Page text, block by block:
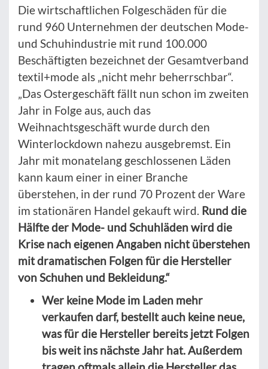
Die wirtschaftlichen Folgeschäden für die
rund 960 Unternehmen der deutschen Mode-
und Schuhindustrie mit rund 100.000
Beschäftigten bezeichnet der Gesamtverband
textil+mode als „nicht mehr beherrschbar“.
„Das Ostergeschäft fällt nun schon im zweiten
Jahr in Folge aus, auch das
Weihnachtsgeschäft wurde durch den
Winterlockdown nahezu ausgebremst. Ein
Jahr mit monatelang geschlossenen Läden
kann kaum einer in einer Branche
überstehen, in der rund 70 Prozent der Ware
im stationären Handel gekauft wird. Rund die
Hälfte der Mode- und Schuhläden wird die
Krise nach eigenen Angaben nicht überstehen
mit dramatischen Folgen für die Hersteller
von Schuhen und Bekleidung.“
Wer keine Mode im Laden mehr
verkaufen darf, bestellt auch keine neue,
was für die Hersteller bereits jetzt Folgen
bis weit ins nächste Jahr hat. Außerdem